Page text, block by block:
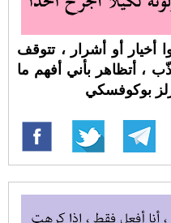
أخيار أو أشرار ، تتوقف
، أتظاهر بأني أفهم ما
بوكوفسكي